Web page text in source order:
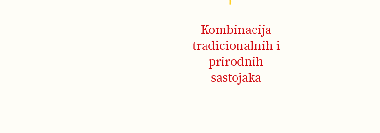
Kombinacija
tradicionalnih i
prirodnih
sastojaka